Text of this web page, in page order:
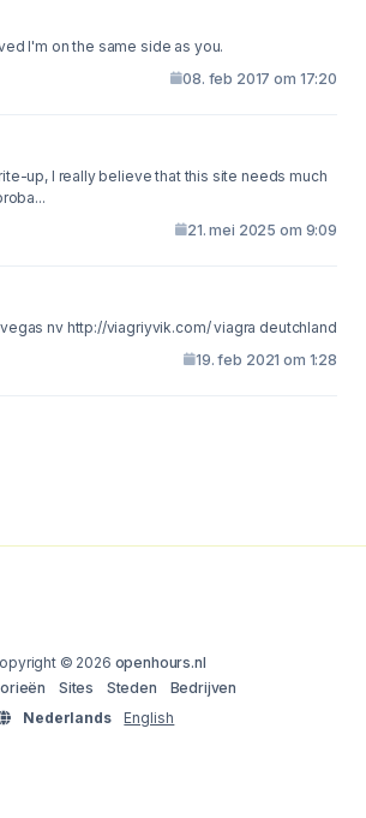
I'm on the same side as you.
08. feb 2017 om 17:20
up, I really believe that this site needs much
21. mei 2025 om 9:09
cheap viagra in las vegas nv http://viagriyvik.com/ viagra deutchland
19. feb 2021 om 1:28
© 2026 openhours.nl
Sites Steden
Bedrijven
Nederlands
English